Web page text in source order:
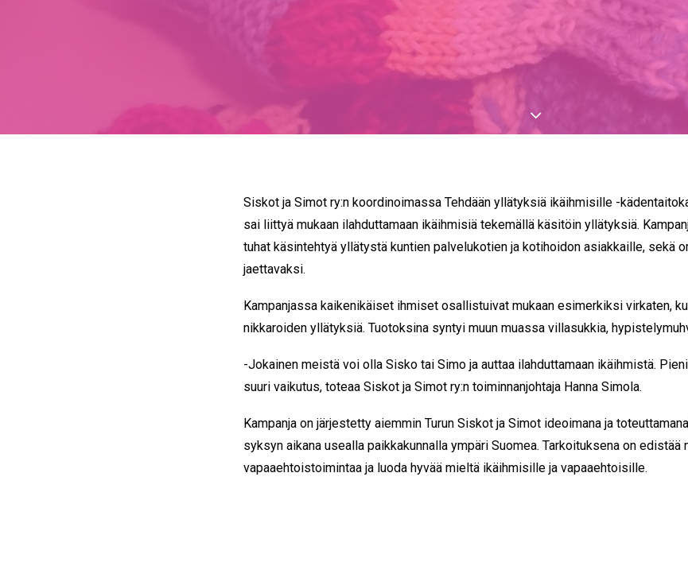
Siskot ja Simot ry:n koordinoimassa Tehdään yllätyksiä ikäihmisille -
sai liittyä mukaan ilahduttamaan ikäihmisiä tekemällä käsitöin yllätyksiä.
tuhat käsintehtyä yllätystä kuntien palvelukotien ja kotihoidon asiakkaille, sekä
jaettavaksi.
Kampanjassa kaikenikäiset ihmiset osallistuivat mukaan esimerkiksi virkaten,
nikkaroiden yllätyksiä. Tuotoksina syntyi muun muassa villasukkia,
-Jokainen meistä voi olla Sisko tai Simo ja auttaa ilahduttamaan ikäihmistä.
suuri vaikutus, toteaa Siskot ja Simot ry:n toiminnanjohtaja Hanna Simola.
Kampanja on järjestetty aiemmin Turun Siskot ja Simot ideoimana ja
syksyn aikana usealla paikkakunnalla ympäri Suomea. Tarkoituksena on edistää
vapaaehtoistoimintaa ja luoda hyvää mieltä ikäihmisille ja vapaaehtoisille.